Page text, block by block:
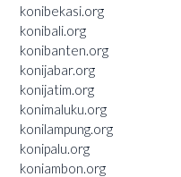
konibekasi.org
konibali.org
konibanten.org
konijabar.org
konijatim.org
konimaluku.org
konilampung.org
konipalu.org
koniambon.org